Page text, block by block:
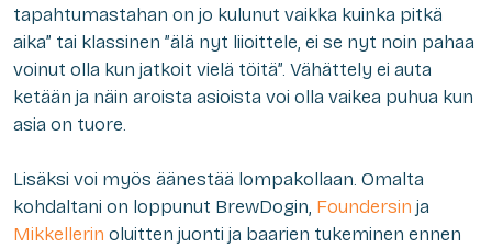
tapahtumastahan on jo kulunut vaikka kuinka pitkä
aika” tai klassinen ”älä nyt liioittele, ei se nyt noin pahaa
voinut olla kun jatkoit vielä töitä”. Vähättely ei auta
ketään ja näin aroista asioista voi olla vaikea puhua kun
asia on tuore.
Lisäksi voi myös äänestää lompakollaan. Omalta
kohdaltani on loppunut BrewDogin, Foundersin ja
Mikkellerin oluitten juonti ja baarien tukeminen ennen